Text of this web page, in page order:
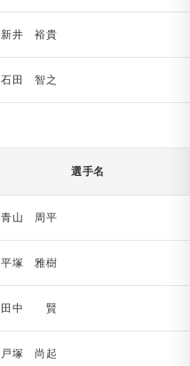
新井 裕貴
石田 智之
選手名
青山 周平
平塚 雅樹
田中 賢
戸塚 尚起